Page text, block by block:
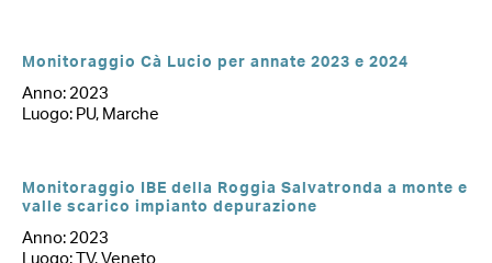
Monitoraggio Cà Lucio per annate 2023 e 2024
Anno: 2023
Luogo: PU, Marche
Monitoraggio IBE della Roggia Salvatronda a monte e
valle scarico impianto depurazione
Anno: 2023
Luogo: TV, Veneto